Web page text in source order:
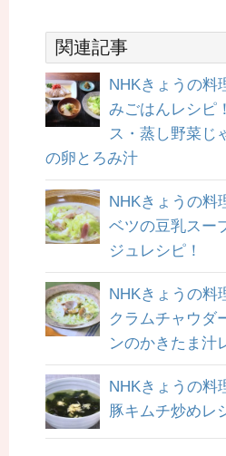
関連記事
NHKきょうの料
みごはんレシピ
ス・蒸し野菜じ
の卵とろみ汁
NHKきょうの料
ベツの豆乳スー
ジュレシピ！
NHKきょうの料
クラムチャウダ
ンのかきたま汁
NHKきょうの料
豚キムチ炒めレ